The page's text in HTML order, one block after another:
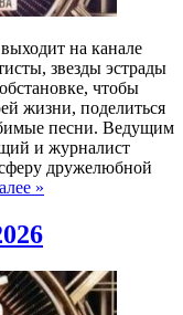
на канале
звезды эстрады
чтобы
жизни, поделиться
песни. Ведущим
и журналист
дружелюбной
»